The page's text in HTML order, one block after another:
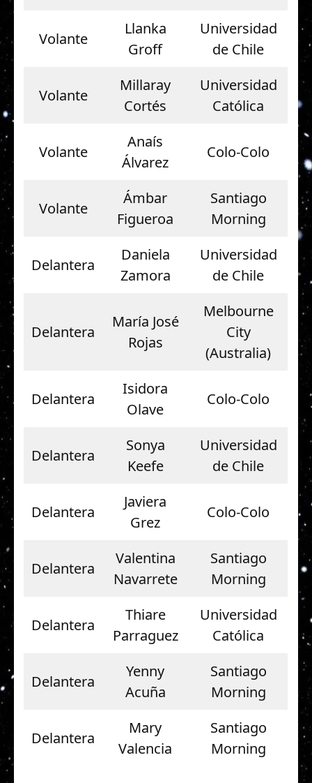
Volante
Llanka
Groff
Universidad
de Chile
Volante
Millaray
Cortés
Universidad
Católica
Volante
Anaís
Álvarez
Colo-Colo
Volante
Ámbar
Figueroa
Santiago
Morning
Delantera
Daniela
Zamora
Universidad
de Chile
Delantera
María José
Rojas
Melbourne
City
(Australia)
Delantera
Isidora
Olave
Colo-Colo
Delantera
Sonya
Keefe
Universidad
de Chile
Delantera
Javiera
Grez
Colo-Colo
Delantera
Valentina
Navarrete
Santiago
Morning
Delantera
Thiare
Parraguez
Universidad
Católica
Delantera
Yenny
Acuña
Santiago
Morning
Delantera
Mary
Valencia
Santiago
Morning